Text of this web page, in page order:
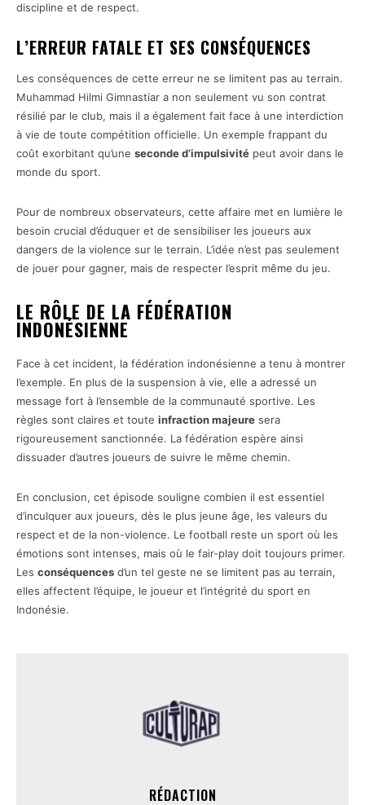
discipline et de respect.
L’ERREUR FATALE ET SES CONSÉQUENCES
Les conséquences de cette erreur ne se limitent pas au terrain.
Muhammad Hilmi Gimnastiar a non seulement vu son contrat
résilié par le club, mais il a également fait face à une interdiction
à vie de toute compétition officielle. Un exemple frappant du
coût exorbitant qu’une seconde d’impulsivité peut avoir dans le
monde du sport.
Pour de nombreux observateurs, cette affaire met en lumière le
besoin crucial d’éduquer et de sensibiliser les joueurs aux
dangers de la violence sur le terrain. L’idée n’est pas seulement
de jouer pour gagner, mais de respecter l’esprit même du jeu.
LE RÔLE DE LA FÉDÉRATION
INDONÉSIENNE
Face à cet incident, la fédération indonésienne a tenu à montrer
l’exemple. En plus de la suspension à vie, elle a adressé un
message fort à l’ensemble de la communauté sportive. Les
règles sont claires et toute infraction majeure sera
rigoureusement sanctionnée. La fédération espère ainsi
dissuader d’autres joueurs de suivre le même chemin.
En conclusion, cet épisode souligne combien il est essentiel
d’inculquer aux joueurs, dès le plus jeune âge, les valeurs du
respect et de la non-violence. Le football reste un sport où les
émotions sont intenses, mais où le fair-play doit toujours primer.
Les conséquences d’un tel geste ne se limitent pas au terrain,
elles affectent l’équipe, le joueur et l’intégrité du sport en
Indonésie.
RÉDACTION